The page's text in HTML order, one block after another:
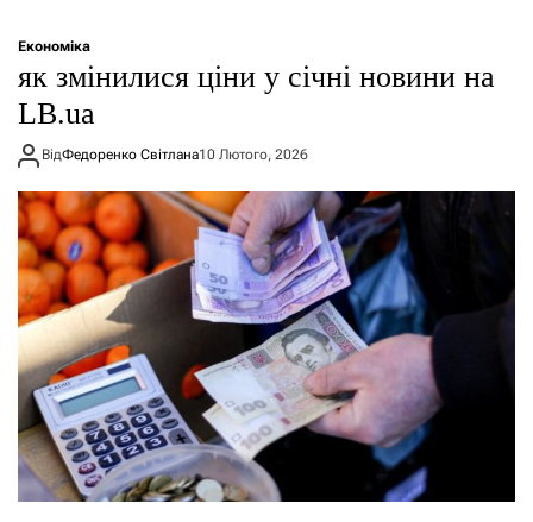
Економіка
як змінилися ціни у січні новини на
LB.ua
ВідФедоренко Світлана10 Лютого, 2026